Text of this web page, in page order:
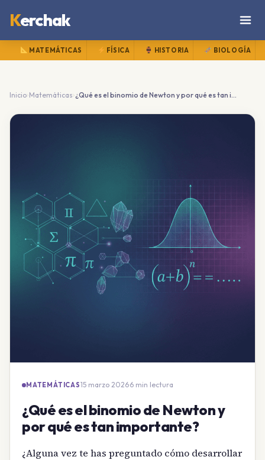
Kerchak
MATEMÁTICAS FÍSICA HISTORIA BIOLOGÍA
Inicio›Matemáticas › ¿Qué es el binomio de Newton y por qué es tan importante?
MATEMÁTICAS15 marzo 2026·6 min lectura
¿Qué es el binomio de Newton y
por qué es tan importante?
¿Alguna vez te has preguntado cómo desarrollar